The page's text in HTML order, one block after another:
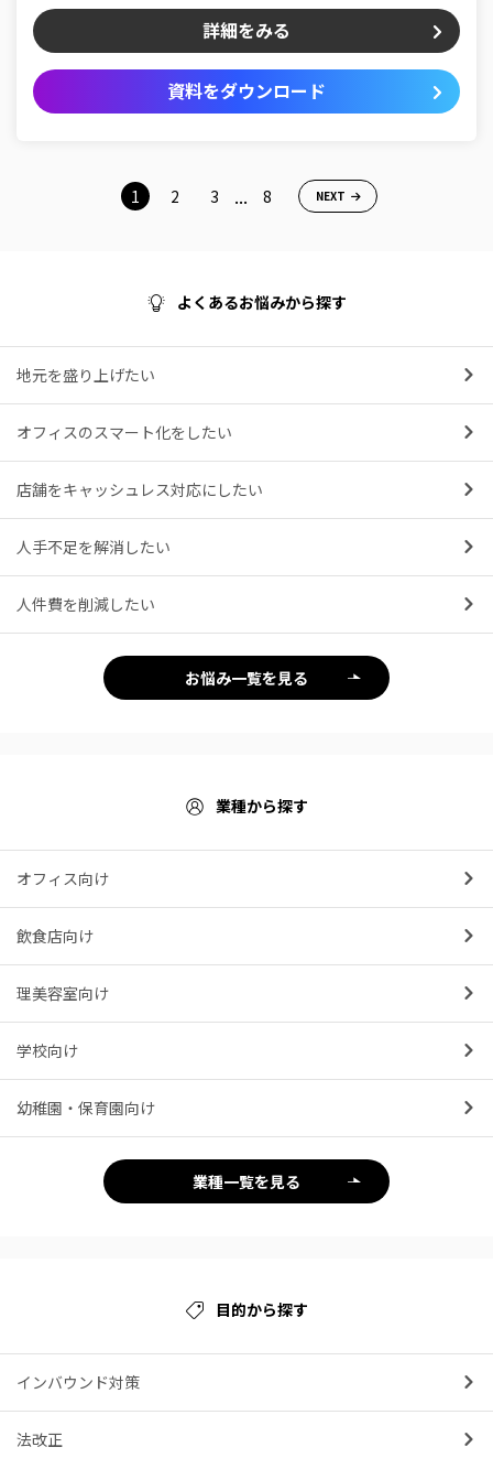
詳細をみる
資料をダウンロード
1 2 3 ... 8 NEXT
よくあるお悩みから探す
地元を盛り上げたい
オフィスのスマート化をしたい
店舗をキャッシュレス対応にしたい
人手不足を解消したい
人件費を削減したい
お悩み一覧を見る
業種から探す
オフィス向け
飲食店向け
理美容室向け
学校向け
幼稚園・保育園向け
業種一覧を見る
目的から探す
インバウンド対策
法改正